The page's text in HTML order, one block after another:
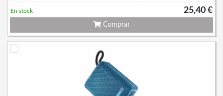
25,40 €
En stock
Comprar